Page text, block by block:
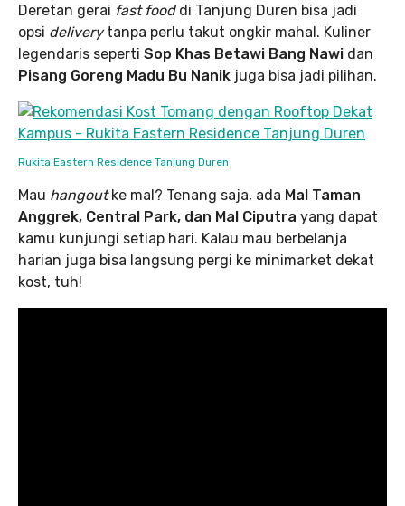
Deretan gerai fast fooddi Tanjung Duren bisa jadi
opsi deliverytanpa perlu takut ongkir mahal. Kuliner
legendaris seperti Sop Khas Betawi Bang Nawi dan
Pisang Goreng Madu Bu Nanik juga bisa jadi pilihan.
Rukita Eastern Residence Tanjung Duren
Mau hangoutke mal? Tenang saja, ada Mal Taman
Anggrek, Central Park, dan Mal Ciputra yang dapat
kamu kunjungi setiap hari. Kalau mau berbelanja
harian juga bisa langsung pergi ke minimarket dekat
kost, tuh!